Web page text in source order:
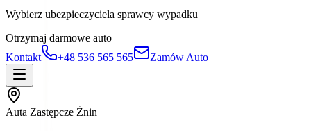
Wybierz ubezpieczyciela sprawcy wypadku
Otrzymaj darmowe auto
Kontakt
+48 536 565 565 Zamów Auto
Auta Zastępcze Żnin